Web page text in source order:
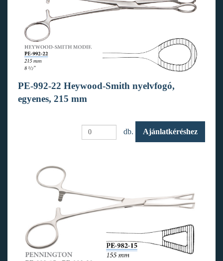
PE-992-22 Heywood-Smith nyelvfogó,
egyenes, 215 mm
db. Ajánlatkéréshez